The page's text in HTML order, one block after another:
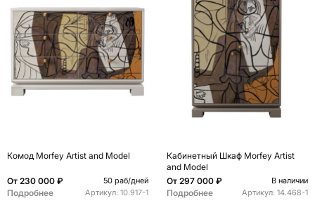
Комод Morfey Artist and Model
От 230 000 ₽ 50 раб/дней
Подробнее Артикул: 10.917-1
Кабинетный Шкаф Morfey Artist
and Model
От 297 000 ₽ В наличии
Подробнее Артикул: 14.468-1